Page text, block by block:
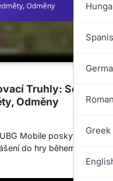
Greek
Truhly: Sezónní
Odměny
Mobile poskytují
do hry během